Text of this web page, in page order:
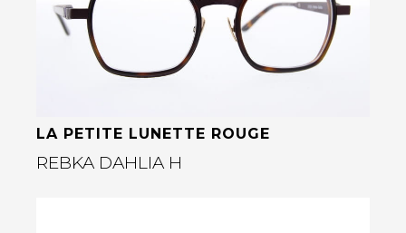
LA PETITE LUNETTE ROUGE
REBKA DAHLIA H